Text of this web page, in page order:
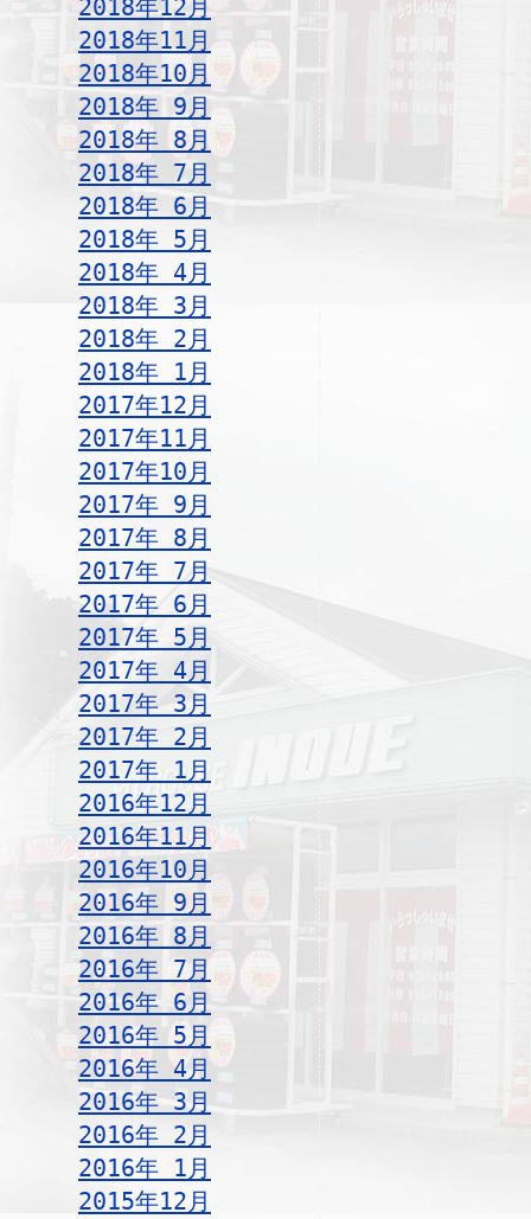
2018年12月
2018年11月
2018年10月
2018年 9月
2018年 8月
2018年 7月
2018年 6月
2018年 5月
2018年 4月
2018年 3月
2018年 2月
2018年 1月
2017年12月
2017年11月
2017年10月
2017年 9月
2017年 8月
2017年 7月
2017年 6月
2017年 5月
2017年 4月
2017年 3月
2017年 2月
2017年 1月
2016年12月
2016年11月
2016年10月
2016年 9月
2016年 8月
2016年 7月
2016年 6月
2016年 5月
2016年 4月
2016年 3月
2016年 2月
2016年 1月
2015年12月